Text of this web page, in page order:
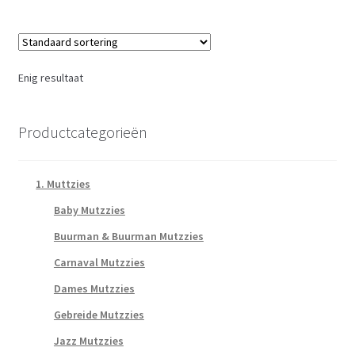
Enig resultaat
Productcategorieën
1. Muttzies
Baby Mutzzies
Buurman & Buurman Mutzzies
Carnaval Mutzzies
Dames Mutzzies
Gebreide Mutzzies
Jazz Mutzzies